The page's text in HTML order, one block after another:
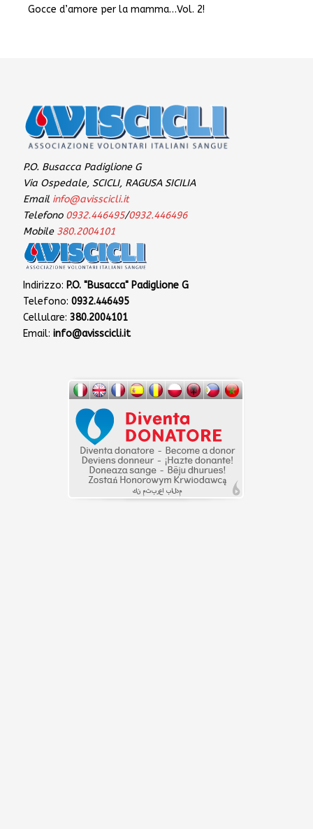
Gocce d’amore per la mamma…Vol. 2!
P.O. Busacca Padiglione G
Via Ospedale, SCICLI, RAGUSA SICILIA
Email info@avisscicli.it
Telefono 0932.446495/0932.446496
Mobile 380.2004101
Indirizzo: P.O. "Busacca" Padiglione G
Telefono: 0932.446495
Cellulare: 380.2004101
Email: info@avisscicli.it